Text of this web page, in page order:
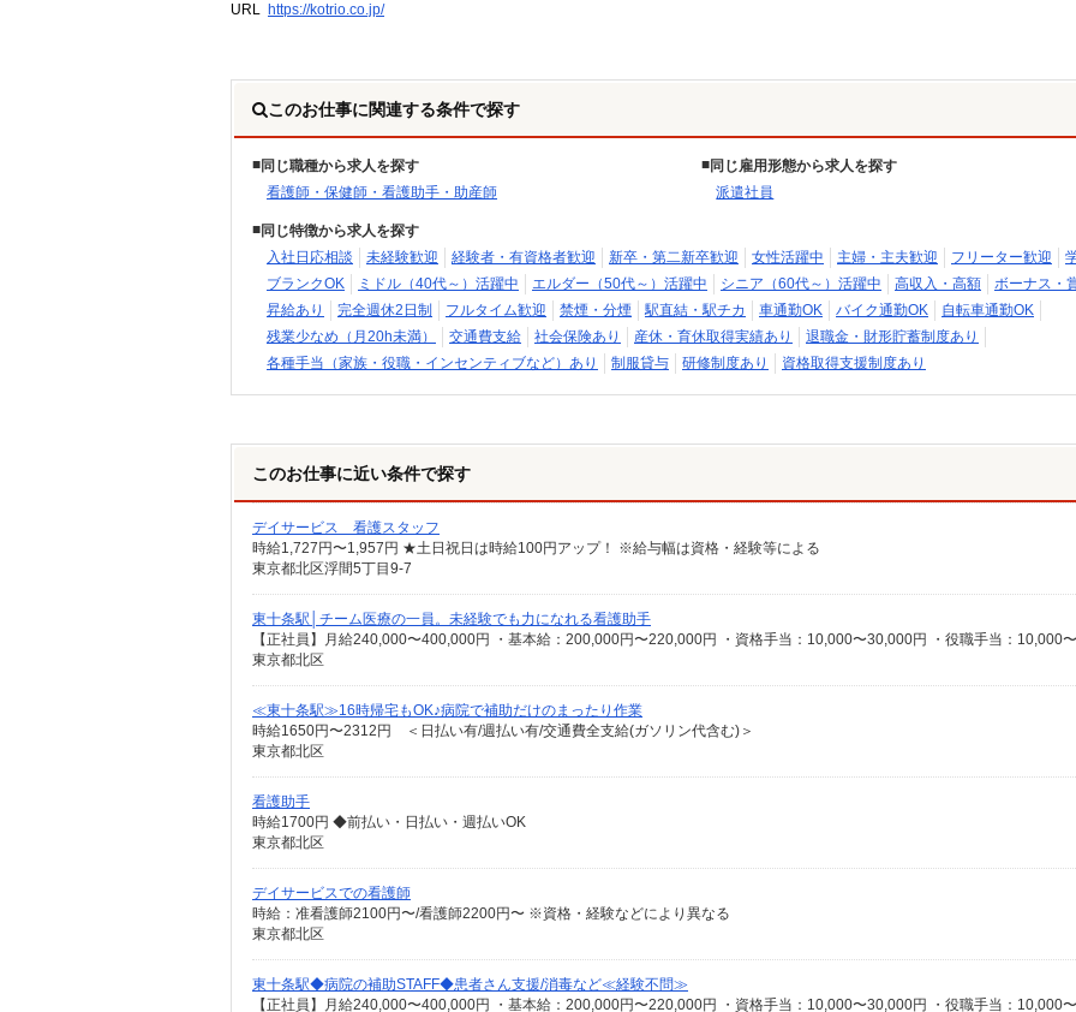
URL https://kotrio.co.jp/
このお仕事に関連する条件で探す
同じ職種から求人を探す
看護師・保健師・看護助手・助産師
同じ雇用形態から求人を探す
派遣社員
同じ特徴から求人を探す
入社日応相談
未経験歓迎 経験者・有資格者歓迎 新卒・第二新卒歓迎 女性活躍中 主婦・主夫歓迎 フリーター歓迎
ブランクOK
ミドル（40代～）活躍中 エルダー（50代～）活躍中 シニア（60代～）活躍中 高収入・高額
ボーナス・
昇給あり
完全週休2日制 フルタイム歓迎 禁煙・分煙 駅直結・駅チカ 車通勤OK バイク通勤OK
自転車通勤OK
残業少なめ（月20h未満）
交通費支給 社会保険あり 産休・育休取得実績あり
退職金・財形貯蓄制度あり
各種手当（家族・役職・インセンティブなど）あり
制服貸与 研修制度あり 資格取得支援制度あり
このお仕事に近い条件で探す
デイサービス 看護スタッフ
時給1,727円〜1,957円 ★土日祝日は時給100円アップ！ ※給与幅は資格・経験等による
東京都北区浮間5丁目9-7
東十条駅│チーム医療の一員。未経験でも力になれる看護助手
東京都北区
≪東十条駅≫16時帰宅もOK♪病院で補助だけのまったり作業
時給1650円〜2312円 ＜日払い有/週払い有/交通費全支給(ガソリン代含む)＞
東京都北区
看護助手
時給1700円 ◆前払い・日払い・週払いOK
東京都北区
デイサービスでの看護師
時給：准看護師2100円〜/看護師2200円〜 ※資格・経験などにより異なる
東京都北区
東十条駅◆病院の補助STAFF◆患者さん支援/消毒など≪経験不問≫